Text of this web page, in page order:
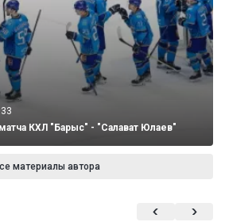
КХЛ "Барыс" - "Салават Юлаев"
материалы автора